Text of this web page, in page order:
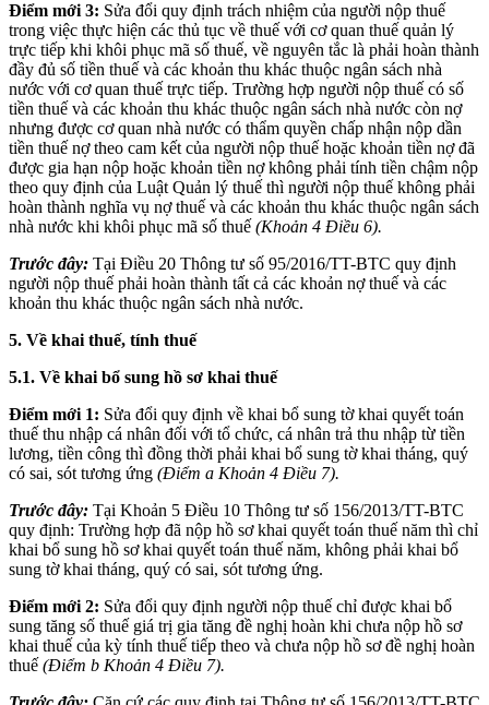
Điểm mới 3: Sửa đổi quy định trách nhiệm của người nộp thuế
trong việc thực hiện các thủ tục về thuế với cơ quan thuế quản lý
trực tiếp khi khôi phục mã số thuế, về nguyên tắc là phải hoàn thành
đầy đủ số tiền thuế và các khoản thu khác thuộc ngân sách nhà
nước với cơ quan thuế trực tiếp. Trường hợp người nộp thuế có số
tiền thuế và các khoản thu khác thuộc ngân sách nhà nước còn nợ
nhưng được cơ quan nhà nước có thẩm quyền chấp nhận nộp dần
tiền thuế nợ theo cam kết của người nộp thuế hoặc khoản tiền nợ đã
được gia hạn nộp hoặc khoản tiền nợ không phải tính tiền chậm nộp
theo quy định của Luật Quản lý thuế thì người nộp thuế không phải
hoàn thành nghĩa vụ nợ thuế và các khoản thu khác thuộc ngân sách
nhà nước khi khôi phục mã số thuế (Khoản 4 Điều 6).
Trước đây: Tại Điều 20 Thông tư số 95/2016/TT-BTC quy định
người nộp thuế phải hoàn thành tất cả các khoản nợ thuế và các
khoản thu khác thuộc ngân sách nhà nước.
5. Về khai thuế, tính thuế
5.1. Về khai bổ sung hồ sơ khai thuế
Điểm mới 1: Sửa đổi quy định về khai bổ sung tờ khai quyết toán
thuế thu nhập cá nhân đối với tổ chức, cá nhân trả thu nhập từ tiền
lương, tiền công thì đồng thời phải khai bổ sung tờ khai tháng, quý
có sai, sót tương ứng (Điểm a Khoản 4 Điều 7).
Trước đây: Tại Khoản 5 Điều 10 Thông tư số 156/2013/TT-BTC
quy định: Trường hợp đã nộp hồ sơ khai quyết toán thuế năm thì chỉ
khai bổ sung hồ sơ khai quyết toán thuế năm, không phải khai bổ
sung tờ khai tháng, quý có sai, sót tương ứng.
Điểm mới 2: Sửa đổi quy định người nộp thuế chỉ được khai bổ
sung tăng số thuế giá trị gia tăng đề nghị hoàn khi chưa nộp hồ sơ
khai thuế của kỳ tính thuế tiếp theo và chưa nộp hồ sơ đề nghị hoàn
thuế (Điểm b Khoản 4 Điều 7).